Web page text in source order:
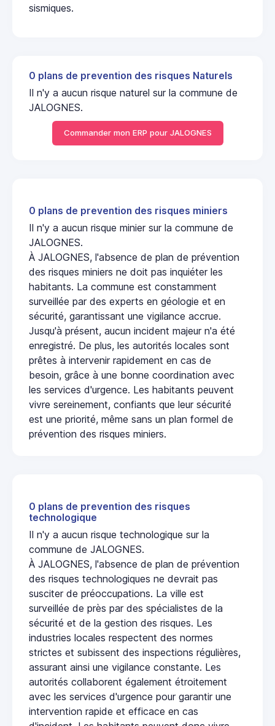
sismiques.
0 plans de prevention des risques Naturels
Il n'y a aucun risque naturel sur la commune de
JALOGNES.
Commander mon ERP pour JALOGNES
0 plans de prevention des risques miniers
Il n'y a aucun risque minier sur la commune de
JALOGNES.
À JALOGNES, l'absence de plan de prévention
des risques miniers ne doit pas inquiéter les
habitants. La commune est constamment
surveillée par des experts en géologie et en
sécurité, garantissant une vigilance accrue.
Jusqu'à présent, aucun incident majeur n'a été
enregistré. De plus, les autorités locales sont
prêtes à intervenir rapidement en cas de
besoin, grâce à une bonne coordination avec
les services d'urgence. Les habitants peuvent
vivre sereinement, confiants que leur sécurité
est une priorité, même sans un plan formel de
prévention des risques miniers.
0 plans de prevention des risques
technologique
Il n'y a aucun risque technologique sur la
commune de JALOGNES.
À JALOGNES, l'absence de plan de prévention
des risques technologiques ne devrait pas
susciter de préoccupations. La ville est
surveillée de près par des spécialistes de la
sécurité et de la gestion des risques. Les
industries locales respectent des normes
strictes et subissent des inspections régulières,
assurant ainsi une vigilance constante. Les
autorités collaborent également étroitement
avec les services d'urgence pour garantir une
intervention rapide et efficace en cas